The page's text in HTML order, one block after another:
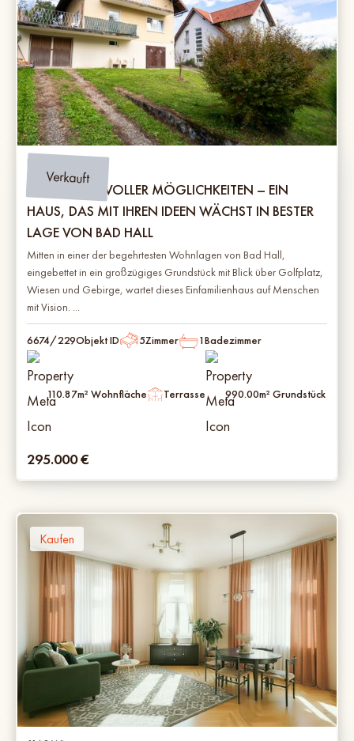
Bad Hall
WEITBLICK & VOLLER MÖGLICHKEITEN – EIN
HAUS, DAS MIT IHREN IDEEN WÄCHST IN BESTER
LAGE VON BAD HALL
Mitten in einer der begehrtesten Wohnlagen von Bad Hall,
eingebettet in ein großzügiges Grundstück mit Blick über Golfplatz,
Wiesen und Gebirge, wartet dieses Einfamilienhaus auf Menschen
mit Vision. ...
6674/229Objekt ID 5Zimmer 1Badezimmer
110.87m² Wohnfläche Terrasse 990.00m² Grundstück
295.000€
Verkauft
Kaufen